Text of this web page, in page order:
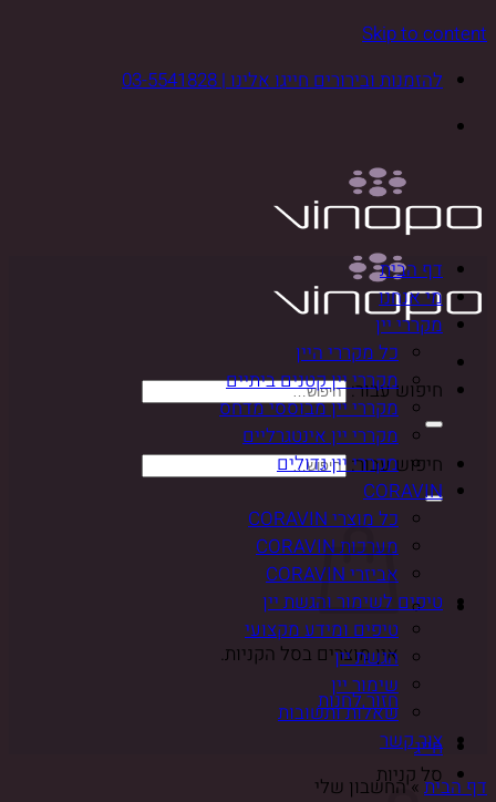
Skip to content
להזמנות ובירורים חייגו אלינו | 03-5541828
חיפוש עבור:
חיפוש עבור:
אין מוצרים בסל הקניות.
חזור לחנות
חייג
סל קניות
דף הבית
מי אנחנו
מקררי יין
כל מקררי היין
מקררי יין קטנים ביתיים
מקררי יין מבוססי מדחס
מקררי יין אינטגרליים
מקררי יין גדולים
CORAVIN
כל מוצרי CORAVIN
מערכות CORAVIN
אביזרי CORAVIN
טיפים לשימור והגשת יין
טיפים ומידע מקצועי
הגשת יין
שימור יין
שאלות ותשובות
צור קשר
דף הבית »החשבון שלי